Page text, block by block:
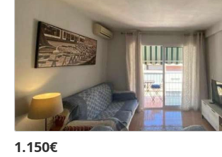
1.150€